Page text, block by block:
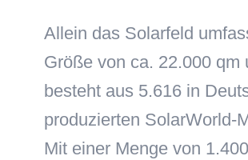
Allein das Solarfeld
Größe von ca. 22.000 qm
besteht aus 5.616 in
produzierten SolarWorld-
Mit einer Menge von